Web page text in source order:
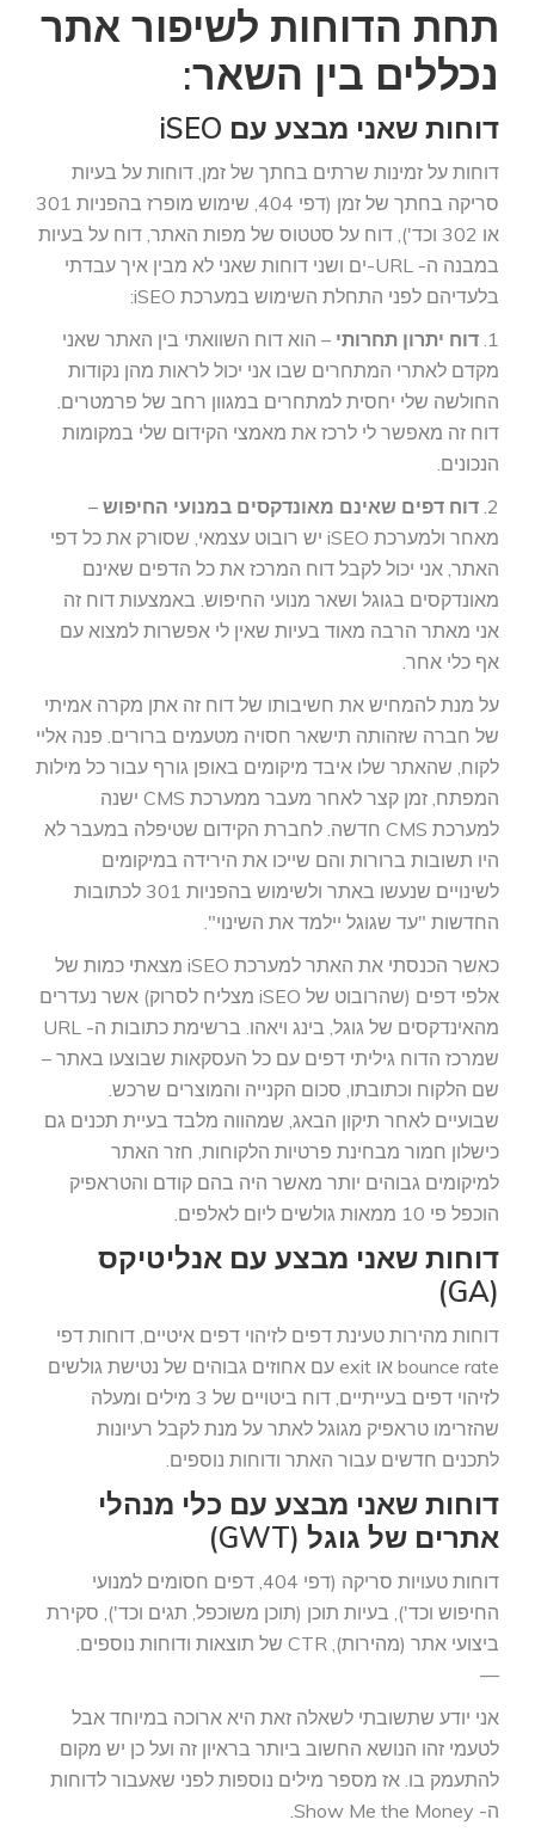
תחת הדוחות לשיפור אתר
נכללים בין השאר:
דוחות שאני מבצע עם iSEO
דוחות על זמינות שרתים בחתך של זמן, דוחות על בעיות
סריקה בחתך של זמן (דפי 404, שימוש מופרז בהפניות 301
או 302 וכד'), דוח על סטטוס של מפות האתר, דוח על בעיות
במבנה ה- URL-ים ושני דוחות שאני לא מבין איך עבדתי
בלעדיהם לפני התחלת השימוש במערכת iSEO:
1. דוח יתרון תחרותי – הוא דוח השוואתי בין האתר שאני
מקדם לאתרי המתחרים שבו אני יכול לראות מהן נקודות
החולשה שלי יחסית למתחרים במגוון רחב של פרמטרים.
דוח זה מאפשר לי לרכז את מאמצי הקידום שלי במקומות
הנכונים.
2. דוח דפים שאינם מאונדקסים במנועי החיפוש –
מאחר ולמערכת iSEO יש רובוט עצמאי, שסורק את כל דפי
האתר, אני יכול לקבל דוח המרכז את כל הדפים שאינם
מאונדקסים בגוגל ושאר מנועי החיפוש. באמצעות דוח זה
אני מאתר הרבה מאוד בעיות שאין לי אפשרות למצוא עם
אף כלי אחר.
על מנת להמחיש את חשיבותו של דוח זה אתן מקרה אמיתי
של חברה שזהותה תישאר חסויה מטעמים ברורים. פנה אליי
לקוח, שהאתר שלו איבד מיקומים באופן גורף עבור כל מילות
המפתח, זמן קצר לאחר מעבר ממערכת CMS ישנה
למערכת CMS חדשה. לחברת הקידום שטיפלה במעבר לא
היו תשובות ברורות והם שייכו את הירידה במיקומים
לשינויים שנעשו באתר ולשימוש בהפניות 301 לכתובות
החדשות "עד שגוגל יילמד את השינוי".
כאשר הכנסתי את האתר למערכת iSEO מצאתי כמות של
אלפי דפים (שהרובוט של iSEO מצליח לסרוק) אשר נעדרים
מהאינדקסים של גוגל, בינג ויאהו. ברשימת כתובות ה- URL
שמרכז הדוח גיליתי דפים עם כל העסקאות שבוצעו באתר –
שם הלקוח וכתובתו, סכום הקנייה והמוצרים שרכש.
שבועיים לאחר תיקון הבאג, שמהווה מלבד בעיית תכנים גם
כישלון חמור מבחינת פרטיות הלקוחות, חזר האתר
למיקומים גבוהים יותר מאשר היה בהם קודם והטראפיק
הוכפל פי 10 ממאות גולשים ליום לאלפים.
דוחות שאני מבצע עם אנליטיקס
(GA)
דוחות מהירות טעינת דפים לזיהוי דפים איטיים, דוחות דפי
bounce rate או exit עם אחוזים גבוהים של נטישת גולשים
לזיהוי דפים בעייתיים, דוח ביטויים של 3 מילים ומעלה
שהזרימו טראפיק מגוגל לאתר על מנת לקבל רעיונות
לתכנים חדשים עבור האתר ודוחות נוספים.
דוחות שאני מבצע עם כלי מנהלי
אתרים של גוגל (GWT)
דוחות טעויות סריקה (דפי 404, דפים חסומים למנועי
החיפוש וכד'), בעיות תוכן (תוכן משוכפל, תגים וכד'), סקירת
ביצועי אתר (מהירות), CTR של תוצאות ודוחות נוספים.
—
אני יודע שתשובתי לשאלה זאת היא ארוכה במיוחד אבל
לטעמי זהו הנושא החשוב ביותר בראיון זה ועל כן יש מקום
להתעמק בו. אז מספר מילים נוספות לפני שאעבור לדוחות
ה- Show Me the Money.